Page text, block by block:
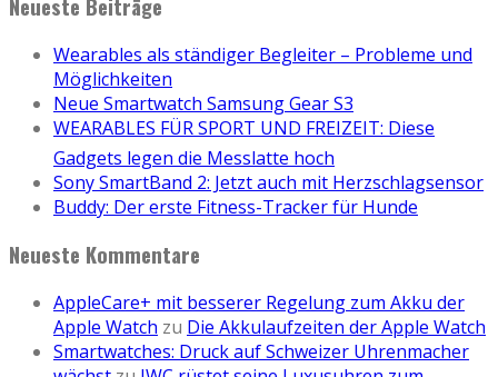
Wearables als ständiger Begleiter – Probleme und
Möglichkeiten
Neue Smartwatch Samsung Gear S3
WEARABLES FÜR SPORT UND FREIZEIT: Diese
Gadgets legen die Messlatte hoch
Sony SmartBand 2: Jetzt auch mit Herzschlagsensor
Buddy: Der erste Fitness-Tracker für Hunde
Neueste Kommentare
AppleCare+ mit besserer Regelung zum Akku der
Apple Watch zu Die Akkulaufzeiten der Apple Watch
Smartwatches: Druck auf Schweizer Uhrenmacher